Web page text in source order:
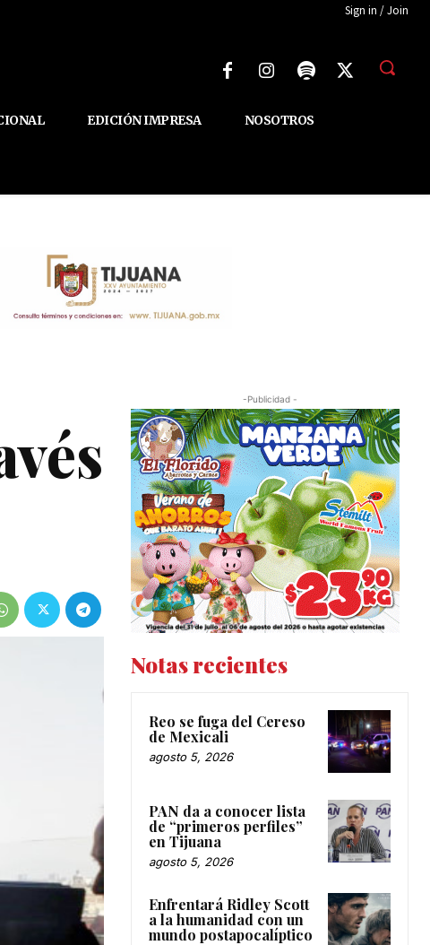
Sign in / Join
EDICIÓN IMPRESA NOSOTROS
-Publicidad -
Notas recientes
Reo se fuga del Cereso
de Mexicali
agosto 5, 2026
PAN da a conocer lista
de “primeros perfiles”
en Tijuana
agosto 5, 2026
Enfrentará Ridley Scott
a la humanidad con un
mundo postapocalíptico